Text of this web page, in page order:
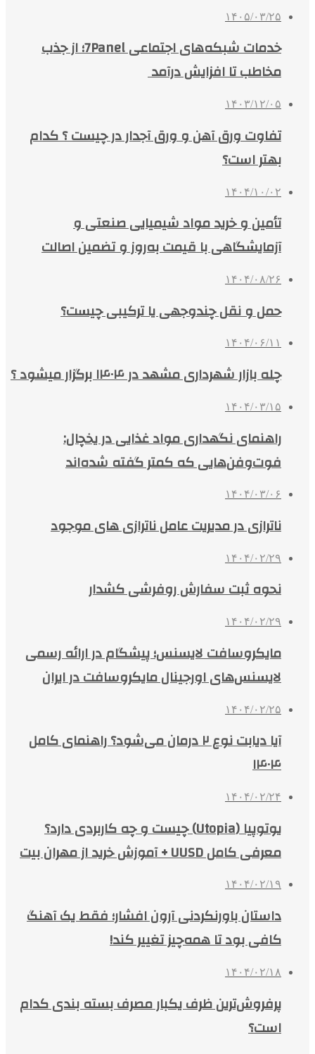
۱۴۰۵/۰۳/۲۵
خدمات شبکه‌های اجتماعی 7Panel؛ از جذب
مخاطب تا افزایش درآمد
۱۴۰۳/۱۲/۰۵
تفاوت ورق آهن و ورق آجدار در چیست ؟ کدام
بهتر است؟
۱۴۰۴/۱۰/۰۲
تأمین و خرید مواد شیمیایی صنعتی و
آزمایشگاهی با قیمت به‌روز و تضمین اصالت
۱۴۰۴/۰۸/۲۶
حمل و نقل چندوجهی یا ترکیبی چیست؟
۱۴۰۴/۰۶/۱۱
چله بازار شهرداری مشهد در ۱۴۰۴ برگزار میشود ؟
۱۴۰۴/۰۳/۱۵
راهنمای نگهداری مواد غذایی در یخچال:
فوت‌وفن‌هایی که کمتر گفته شده‌اند
۱۴۰۴/۰۳/۰۶
ناترازی در مدیریت عامل ناترازی های موجود
۱۴۰۴/۰۲/۲۹
نحوه ثبت سفارش روفرشی کشدار
۱۴۰۴/۰۲/۲۹
مایکروسافت لایسنس؛ پیشگام در ارائه رسمی
لایسنس‌های اورجینال مایکروسافت در ایران
۱۴۰۴/۰۲/۲۵
آیا دیابت نوع ۲ درمان می‌شود؟ راهنمای کامل
۱۴۰۴
۱۴۰۴/۰۲/۲۴
یوتوپیا (Utopia) چیست و چه کاربردی دارد؟
معرفی کامل UUSD + آموزش خرید از مهران بیت
۱۴۰۴/۰۲/۱۹
داستان باورنکردنی آرون افشار؛ فقط یک آهنگ
کافی بود تا همه‌چیز تغییر کند!
۱۴۰۴/۰۲/۱۸
پرفروش‌ترین ظرف یکبار مصرف بسته بندی کدام
است؟